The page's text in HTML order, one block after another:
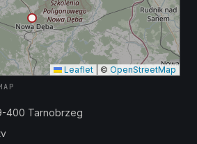
Leaflet © OpenStreetMap
400 Tarnobrzeg